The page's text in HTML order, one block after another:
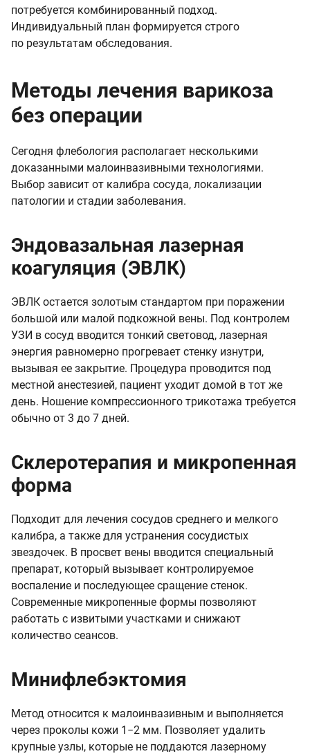
потребуется комбинированный подход.
Индивидуальный план формируется строго
по результатам обследования.
Методы лечения варикоза
без операции
Сегодня флебология располагает несколькими
доказанными малоинвазивными технологиями.
Выбор зависит от калибра сосуда, локализации
патологии и стадии заболевания.
Эндовазальная лазерная
коагуляция (ЭВЛК)
ЭВЛК остается золотым стандартом при поражении
большой или малой подкожной вены. Под контролем
УЗИ в сосуд вводится тонкий световод, лазерная
энергия равномерно прогревает стенку изнутри,
вызывая ее закрытие. Процедура проводится под
местной анестезией, пациент уходит домой в тот же
день. Ношение компрессионного трикотажа требуется
обычно от 3 до 7 дней.
Склеротерапия и микропенная
форма
Подходит для лечения сосудов среднего и мелкого
калибра, а также для устранения сосудистых
звездочек. В просвет вены вводится специальный
препарат, который вызывает контролируемое
воспаление и последующее сращение стенок.
Современные микропенные формы позволяют
работать с извитыми участками и снижают
количество сеансов.
Минифлебэктомия
Метод относится к малоинвазивным и выполняется
через проколы кожи 1−2 мм. Позволяет удалить
крупные узлы, которые не поддаются лазерному